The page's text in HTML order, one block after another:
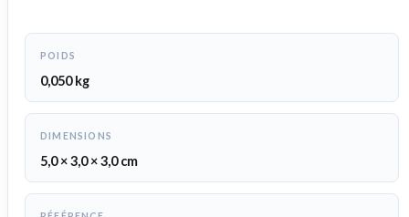
POIDS
0,050 kg
DIMENSIONS
5,0 × 3,0 × 3,0 cm